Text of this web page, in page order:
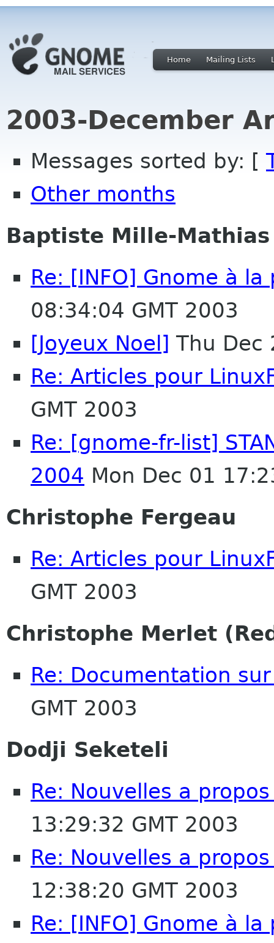
Home Mailing Lists
2003-December
Messages sorted by: [
Other months
Baptiste Mille-Mathias
Re: [INFO] Gnome à la
08:34:04 GMT 2003
[Joyeux Noel] Thu Dec
Re: Articles pour
GMT 2003
Re: [gnome-fr-list]
2004 Mon Dec 01
Christophe Fergeau
Re: Articles pour
GMT 2003
Christophe Merlet
Re: Documentation
GMT 2003
Dodji Seketeli
Re: Nouvelles a
13:29:32 GMT 2003
Re: Nouvelles a
12:38:20 GMT 2003
Re: [INFO] Gnome à la